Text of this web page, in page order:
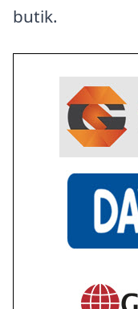
butik.